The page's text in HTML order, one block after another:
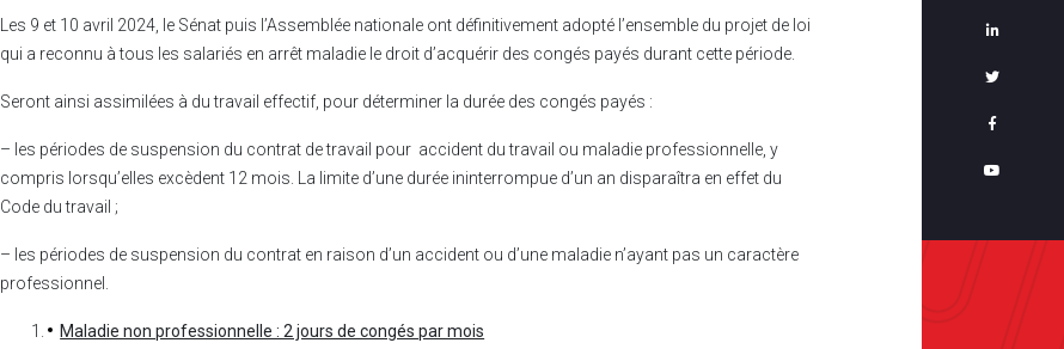
légales
confidentialité
du
Les 9 et 10 avril 2024, le Sénat puis l’Assemblée nationale ont définitivement adopté l’ensemble du projet de loi
qui a reconnu à tous les salariés en arrêt maladie le droit d’acquérir des congés payés durant cette période.
Seront ainsi assimilées à du travail effectif, pour déterminer la durée des congés payés :
– les périodes de suspension du contrat de travail pour accident du travail ou maladie professionnelle, y
compris lorsqu’elles excèdent 12 mois. La limite d’une durée ininterrompue d’un an disparaîtra en effet du
Code du travail ;
– les périodes de suspension du contrat en raison d’un accident ou d’une maladie n’ayant pas un caractère
professionnel.
Maladie non professionnelle : 2 jours de congés par mois